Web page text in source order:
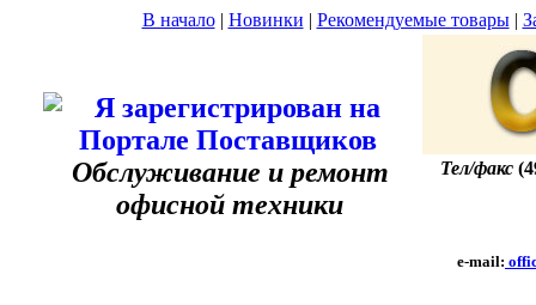
В начало| Новинки | Рекомендуемые товары|
Обслуживание и ремонт
офисной техники
Тел/факс
e-mail: